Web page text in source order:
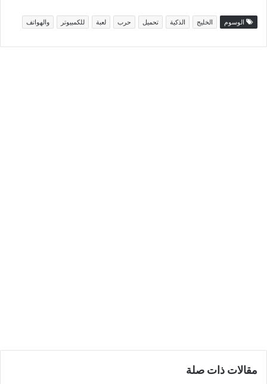
الوسوم الخليج الذكية تحميل حرب لعبة للكمبيوتر والهواتف
مقالات ذات صلة